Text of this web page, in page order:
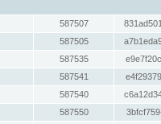
587507
587505
587535
587541
587540
587550